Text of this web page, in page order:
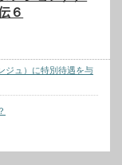
６
ジュ）に特別待遇を与